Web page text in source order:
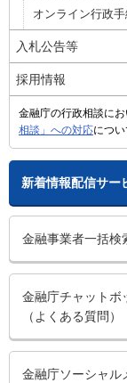
オンライン行政
入札公告等
採用情報
金融庁の行政相談にお
相談」への対応につい
新着情報配信サー
金融事業者一括検
金融庁チャットボ
（よくある質問）
金融庁ソーシャル